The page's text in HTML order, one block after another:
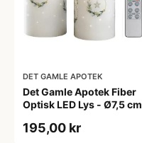
DET GAMLE APOTEK
Det Gamle Apotek Fiber
Optisk LED Lys - Ø7,5 cm
195,00 kr